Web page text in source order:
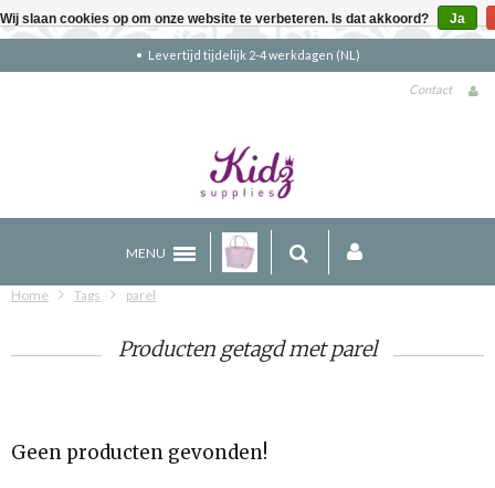
Levertijd tijdelijk 2-4 werkdagen (NL)
Contact
MENU
Home Tags parel
Producten getagd met parel
Geen producten gevonden!
Wij slaan cookies op om onze website te verbeteren. Is dat akkoord? Ja